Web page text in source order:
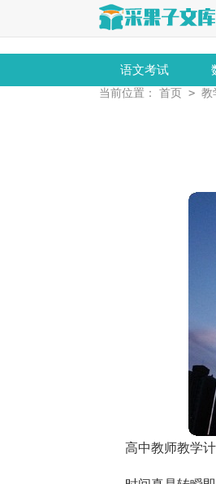
语文考试
当前位置： 首页 > 教
高中教师教学